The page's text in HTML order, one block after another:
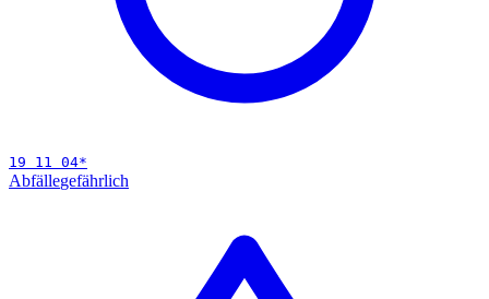
19 11 04*
Abfällegefährlich